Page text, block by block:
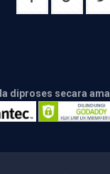
diproses secara